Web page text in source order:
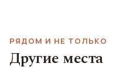
РЯДОМ И НЕ ТОЛЬКО
Другие места
Пляж Кастела